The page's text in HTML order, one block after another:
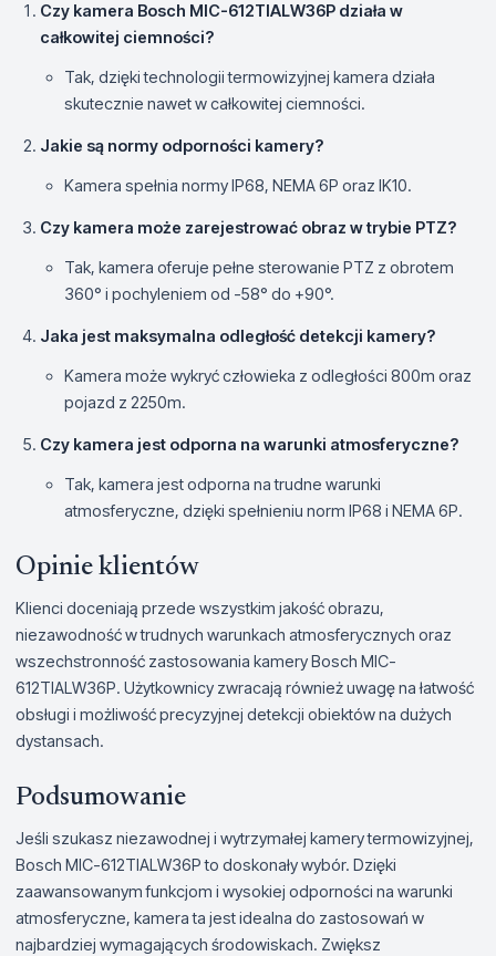
Czy kamera Bosch MIC-612TIALW36P działa w
całkowitej ciemności?
Tak, dzięki technologii termowizyjnej kamera działa
skutecznie nawet w całkowitej ciemności.
Jakie są normy odporności kamery?
Kamera spełnia normy IP68, NEMA 6P oraz IK10.
Czy kamera może zarejestrować obraz w trybie PTZ?
Tak, kamera oferuje pełne sterowanie PTZ z obrotem
360° i pochyleniem od -58° do +90°.
Jaka jest maksymalna odległość detekcji kamery?
Kamera może wykryć człowieka z odległości 800m oraz
pojazd z 2250m.
Czy kamera jest odporna na warunki atmosferyczne?
Tak, kamera jest odporna na trudne warunki
atmosferyczne, dzięki spełnieniu norm IP68 i NEMA 6P.
Opinie klientów
Klienci doceniają przede wszystkim jakość obrazu,
niezawodność w trudnych warunkach atmosferycznych oraz
wszechstronność zastosowania kamery Bosch MIC-
612TIALW36P. Użytkownicy zwracają również uwagę na łatwość
obsługi i możliwość precyzyjnej detekcji obiektów na dużych
dystansach.
Podsumowanie
Jeśli szukasz niezawodnej i wytrzymałej kamery termowizyjnej,
Bosch MIC-612TIALW36P to doskonały wybór. Dzięki
zaawansowanym funkcjom i wysokiej odporności na warunki
atmosferyczne, kamera ta jest idealna do zastosowań w
najbardziej wymagających środowiskach. Zwiększ